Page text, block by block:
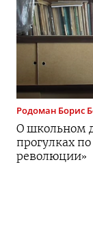
Родоман Борис
О школьном
прогулках
революции»